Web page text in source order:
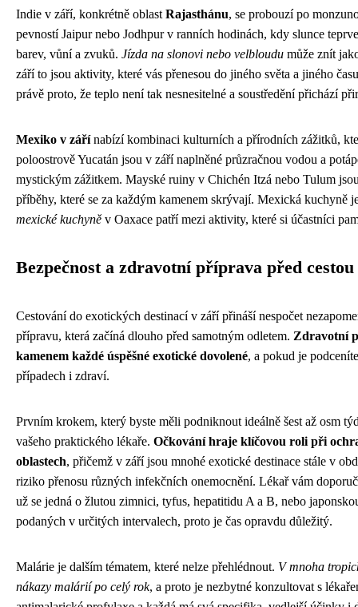
Indie v září, konkrétně oblast Rajasthánu, se probouzí po
pevností Jaipur nebo Jodhpur v ranních hodinách, kdy slunce
barev, vůní a zvuků. Jízda na slonovi nebo velbloudu může znít
září to jsou aktivity, které vás přenesou do jiného světa a jiného
právě proto, že teplo není tak nesnesitelné a soustředění přichází
Mexiko v zářínabízí kombinaci kulturních a přírodních zážitků,
poloostrově Yucatán jsou v září naplněné průzračnou vodou a
mystickým zážitkem. Mayské ruiny v Chichén Itzá nebo Tulum
příběhy, které se za každým kamenem skrývají. Mexická kuchyně
mexické kuchyně v Oaxace patří mezi aktivity, které si účastníci
Bezpečnost a zdravotní příprava před cestou
Cestování do exotických destinací v září přináší nespočet
přípravu, která začíná dlouho před samotným odletem. Zdravotní
kamenem každé úspěšné exotické dovolené, a pokud je
případech i zdraví.
Prvním krokem, který byste měli podniknout ideálně šest až osm
vašeho praktického lékaře. Očkování hraje klíčovou roli při
oblastech, přičemž v září jsou mnohé exotické destinace stále v
riziko přenosu různých infekčních onemocnění. Lékař vám
už se jedná o žlutou zimnici, tyfus, hepatitidu A a B, nebo
podaných v určitých intervalech, proto je čas opravdu důležitý.
Malárie je dalším tématem, které nelze přehlédnout. V mnoha
nákazy malárií po celý rok, a proto je nezbytné konzultovat s